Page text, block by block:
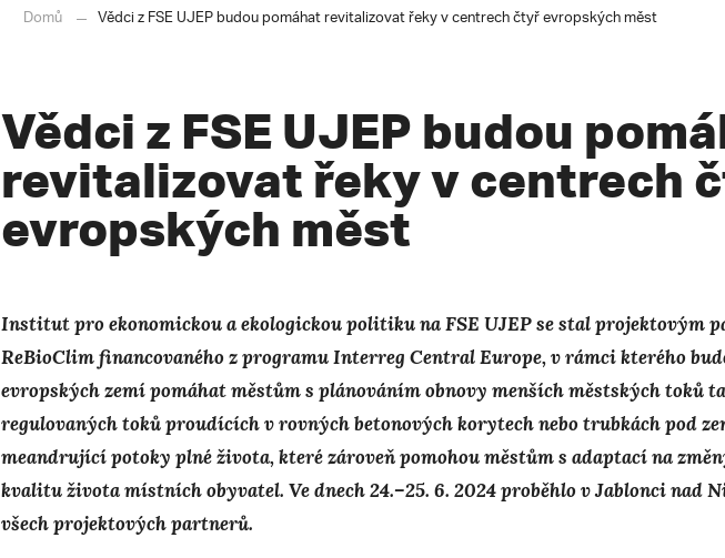
Domů Vědci z FSE UJEP budou pomáhat revitalizovat řeky v centrech čtyř evropských měst
Vědci z FSE UJEP budou
revitalizovat řeky v centrech
evropských měst
Institut pro ekonomickou a ekologickou politiku na FSE UJEP se stal projektovým
ReBioClim financovaného z programu Interreg Central Europe, v rámci kterého
evropských zemí pomáhat městům s plánováním obnovy menších městských toků
regulovaných toků proudících v rovných betonových korytech nebo trubkách pod
meandrující potoky plné života, které zároveň pomohou městům s adaptací na
kvalitu života místních obyvatel. Ve dnech 24.–25. 6. 2024 proběhlo v Jablonci nad
všech projektových partnerů.